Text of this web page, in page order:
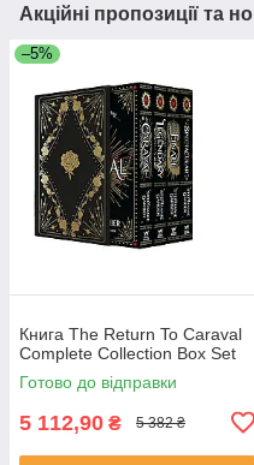
Акційні пропозиції та
–5%
Книга The Return To Caraval
Complete Collection Box Set
Готово до відправки
5 112,90 ₴ 5 382 ₴